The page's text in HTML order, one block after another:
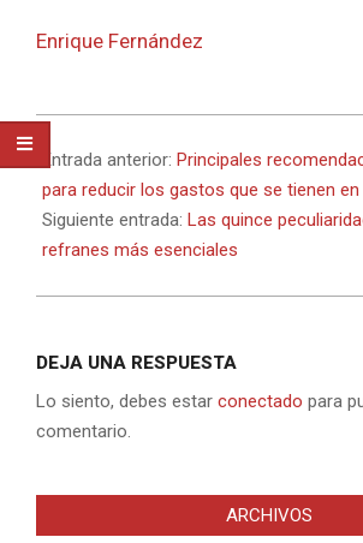
Enrique Fernández
2021-
08-
12
Entrada anterior: Principales
para reducir los gastos que se tienen en
Siguiente entrada: Las quince
refranes más esenciales
DEJA UNA RESPUESTA
Lo siento, debes estar conectado para
comentario.
ARCHIVOS